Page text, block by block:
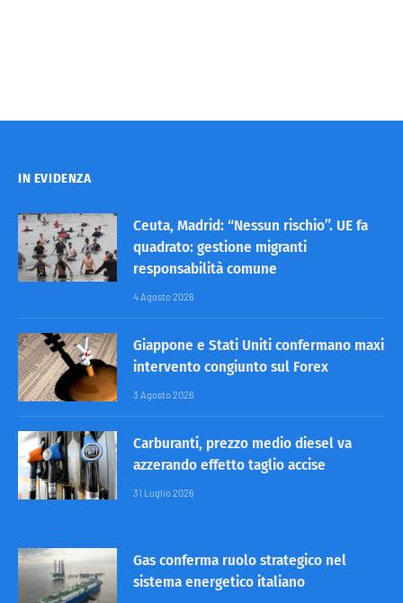
IN EVIDENZA
Ceuta, Madrid: “Nessun rischio”. UE fa
quadrato: gestione migranti
responsabilità comune
4 Agosto 2026
Giappone e Stati Uniti confermano maxi
intervento congiunto sul Forex
3 Agosto 2026
Carburanti, prezzo medio diesel va
azzerando effetto taglio accise
31 Luglio 2026
Gas conferma ruolo strategico nel
sistema energetico italiano